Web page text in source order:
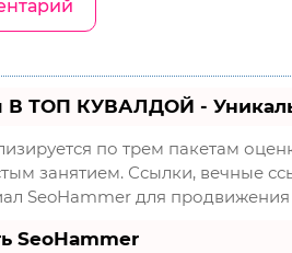
В ТОП КУВАЛДОЙ -
по трем пакетам
занятием. Ссылки, вечные
SeoHammer для продвижения
SeoHammer